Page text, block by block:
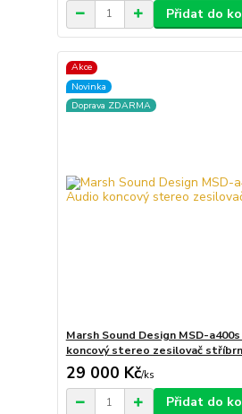
Přidat do
Akce
Novinka
Doprava ZDARMA
Marsh Sound Design MSD-
koncový stereo zesilovač
29 000 Kč/ks
Přidat do